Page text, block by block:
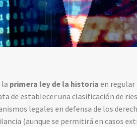
la primera ley de la historia en
de establecer una clasificación de
legales en defensa de los
(aunque se permitirá en casos